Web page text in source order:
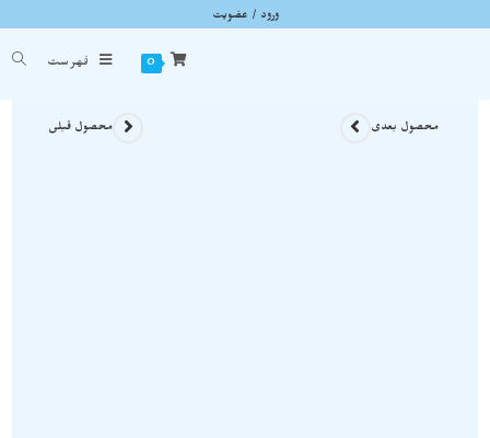
ورود / عضویت
0 فهرست
سنگ چشم ببر یا تایگر ای راف نمونه اصل و معدنی S1599
محصول قبلی محصول بعدی